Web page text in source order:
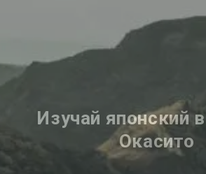
Изучай японский
Окасито